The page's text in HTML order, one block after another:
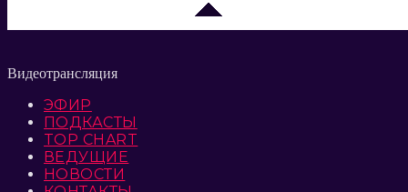
Видеотрансляция
ЭФИР
ПОДКАСТЫ
TOP CHART
ВЕДУЩИЕ
НОВОСТИ